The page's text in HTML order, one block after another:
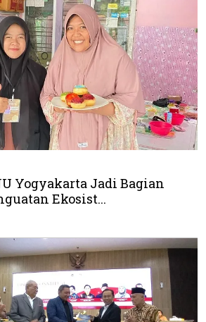
Yogyakarta Jadi Bagian
Ekosist...